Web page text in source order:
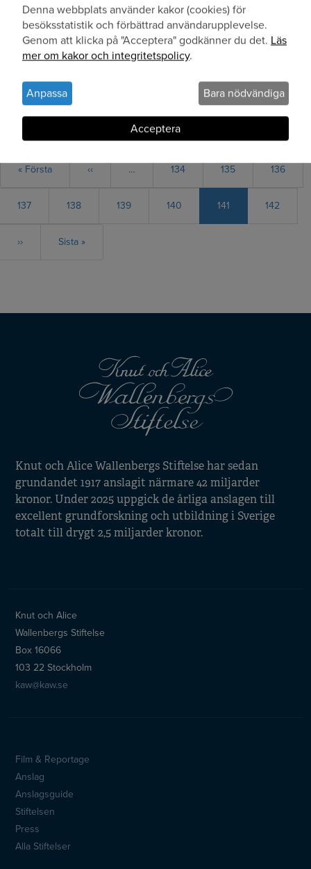
Kemisatsning i Umeå kan ge framtidens olja
First
« Första
Föregående
‹‹ … Sida
134 Sida
135 Sida
136
Sida
137 Sida
138 Sida
139 Sida
140
Nuvarande
141 Sida
142
Nästa
››
Sista
Sista »
Knut och Alice Wallenbergs Stiftelse har sedan
grundandet 1917 anslagit närmare 42 miljarder
kronor. Under 2025 uppgick de årliga anslagen till
excellent grundforskning och utbildning i Sverige
totalt till drygt 2,5 miljarder kronor.
Knut och Alice
Wallenbergs Stiftelse
Box 16066
103 22 Stockholm
kaw@kaw.se
Film & Reportage
Anslag
Anslagsguide
Stiftelsen
Press
Alla Stiftelser
Användning
av
personuppgifter
och
kakor
Denna webbplats använder kakor (cookies) för
besöksstatistik och förbättrad användarupplevelse.
Genom att klicka på "Acceptera" godkänner du det. Läs
mer om kakor och integritetspolicy.
Anpassa Bara nödvändiga
Acceptera